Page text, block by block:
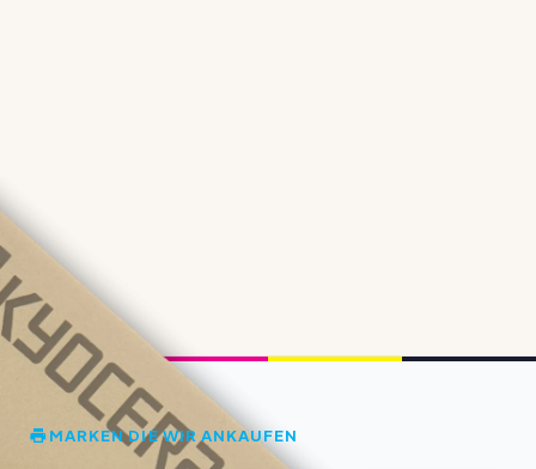
MARKEN DIE WIR ANKAUFEN